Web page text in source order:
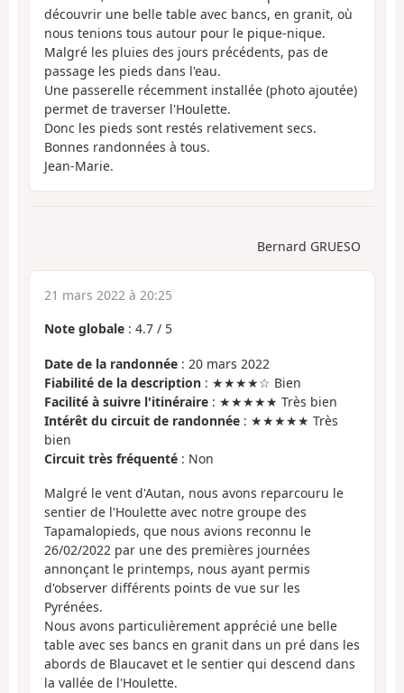
découvrir une belle table avec bancs, en granit, où
nous tenions tous autour pour le pique-nique.
Malgré les pluies des jours précédents, pas de
passage les pieds dans l'eau.
Une passerelle récemment installée (photo ajoutée)
permet de traverser l'Houlette.
Donc les pieds sont restés relativement secs.
Bonnes randonnées à tous.
Jean-Marie.
Bernard GRUESO
21 mars 2022 à 20:25
Note globale : 4.7 / 5
Date de la randonnée : 20 mars 2022
Fiabilité de la description : ★★★★☆ Bien
Facilité à suivre l'itinéraire : ★★★★★ Très bien
Intérêt du circuit de randonnée : ★★★★★ Très
bien
Circuit très fréquenté : Non
Malgré le vent d'Autan, nous avons reparcouru le
sentier de l'Houlette avec notre groupe des
Tapamalopieds, que nous avions reconnu le
26/02/2022 par une des premières journées
annonçant le printemps, nous ayant permis
d'observer différents points de vue sur les
Pyrénées.
Nous avons particulièrement apprécié une belle
table avec ses bancs en granit dans un pré dans les
abords de Blaucavet et le sentier qui descend dans
la vallée de l'Houlette.